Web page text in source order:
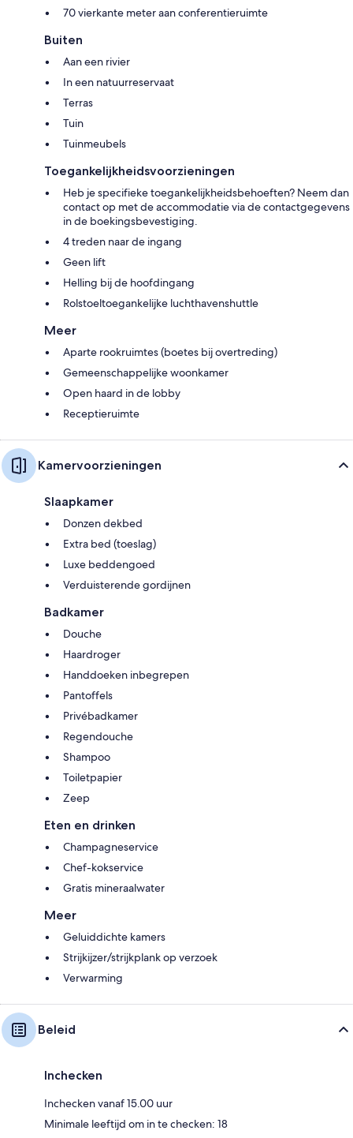
70 vierkante meter aan conferentieruimte
Buiten
Aan een rivier
In een natuurreservaat
Terras
Tuin
Tuinmeubels
Toegankelijkheidsvoorzieningen
Heb je specifieke toegankelijkheidsbehoeften? Neem dan
contact op met de accommodatie via de contactgegevens
in de boekingsbevestiging.
4 treden naar de ingang
Geen lift
Helling bij de hoofdingang
Rolstoeltoegankelijke luchthavenshuttle
Meer
Aparte rookruimtes (boetes bij overtreding)
Gemeenschappelijke woonkamer
Open haard in de lobby
Receptieruimte
Kamervoorzieningen
Slaapkamer
Donzen dekbed
Extra bed (toeslag)
Luxe beddengoed
Verduisterende gordijnen
Badkamer
Douche
Haardroger
Handdoeken inbegrepen
Pantoffels
Privébadkamer
Regendouche
Shampoo
Toiletpapier
Zeep
Eten en drinken
Champagneservice
Chef-kokservice
Gratis mineraalwater
Meer
Geluiddichte kamers
Strijkijzer/strijkplank op verzoek
Verwarming
Beleid
Inchecken
Inchecken vanaf 15.00 uur
Minimale leeftijd om in te checken: 18